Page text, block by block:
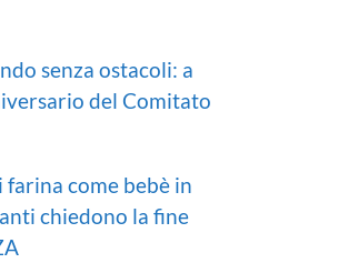
senza ostacoli: a
del Comitato
farina come bebè in
chiedono la fine